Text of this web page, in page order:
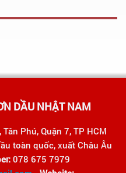
DẦU NHẬT NAM
Phú, Quận 7, TP HCM
toàn quốc, xuất Châu Âu
078 675 7979